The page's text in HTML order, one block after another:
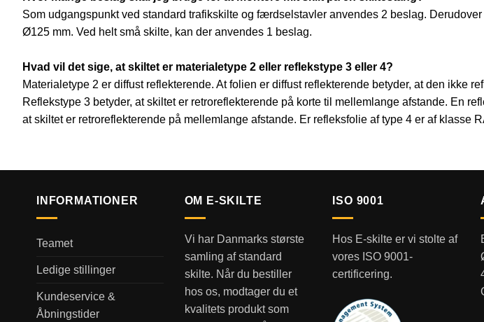
Som udgangspunkt ved standard trafikskilte og færdselstavler anvendes 2 beslag.
Ø125 mm. Ved helt små skilte, kan der anvendes 1 beslag.
Hvad vil det sige, at skiltet er materialetype 2 eller reflekstype 3 eller 4?
Materialetype 2 er diffust reflekterende. At folien er diffust reflekterende betyder, at den
Reflekstype 3 betyder, at skiltet er retroreflekterende på korte til mellemlange afstande. En
at skiltet er retroreflekterende på mellemlange afstande. Er refleksfolie af type 4 er af klasse
INFORMATIONER
Teamet
Ledige stillinger
Kundeservice &
Åbningstider
OM E-SKILTE
Vi har Danmarks største
samling af standard
skilte. Når du bestiller
hos os, modtager du et
kvalitets produkt som
ISO 9001
Hos E-skilte er vi stolte af
vores ISO 9001-
certificering.